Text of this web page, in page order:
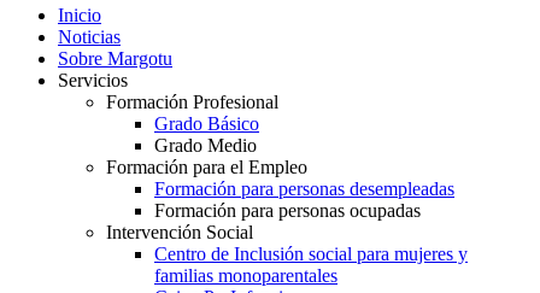
Inicio
Noticias
Sobre Margotu
Servicios
Formación Profesional
Grado Básico
Grado Medio
Formación para el Empleo
Formación para personas desempleadas
Formación para personas ocupadas
Intervención Social
Centro de Inclusión social para mujeres y
familias monoparentales